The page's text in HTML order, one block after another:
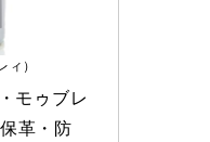
ィ）
モゥブレ
革・防